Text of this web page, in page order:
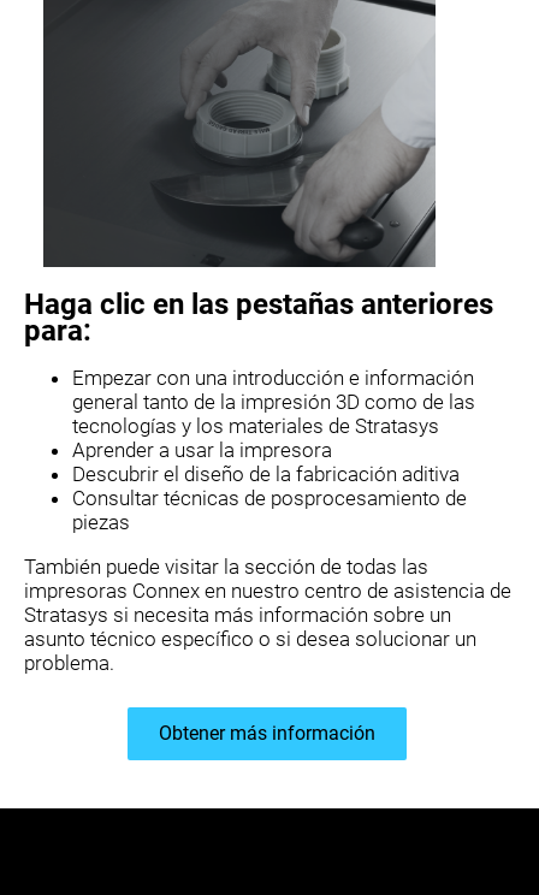
Haga clic en las pestañas anteriores
para:
Empezar con una introducción e información
general tanto de la impresión 3D como de las
tecnologías y los materiales de Stratasys
Aprender a usar la impresora
Descubrir el diseño de la fabricación aditiva
Consultar técnicas de posprocesamiento de
piezas
También puede visitar la sección de todas las
impresoras Connex en nuestro centro de asistencia de
Stratasys si necesita más información sobre un
asunto técnico específico o si desea solucionar un
problema.
Obtener más información